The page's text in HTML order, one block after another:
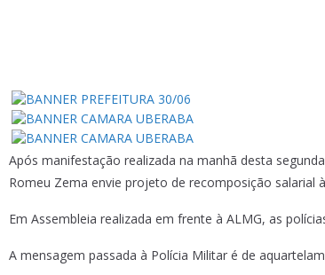
Após manifestação realizada na manhã desta
Romeu Zema envie projeto de recomposição salarial
Em Assembleia realizada em frente à ALMG, as
A mensagem passada à Polícia Militar é de